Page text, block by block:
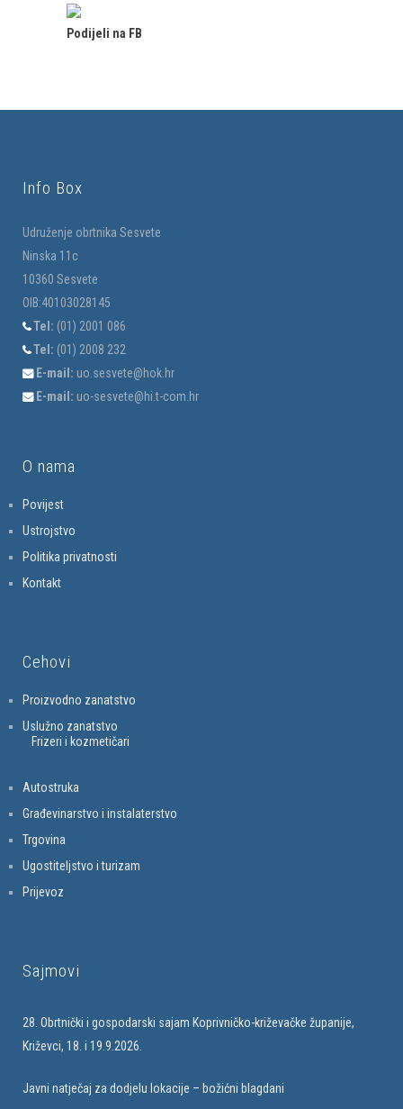
Podijeli na FB
Info Box
Udruženje obrtnika Sesvete
Ninska 11c
10360 Sesvete
OIB:40103028145
Tel: (01) 2001 086
Tel: (01) 2008 232
E-mail: uo.sesvete@hok.hr
E-mail: uo-sesvete@hi.t-com.hr
O nama
Povijest
Ustrojstvo
Politika privatnosti
Kontakt
Cehovi
Proizvodno zanatstvo
Uslužno zanatstvo
Frizeri i kozmetičari
Autostruka
Građevinarstvo i instalaterstvo
Trgovina
Ugostiteljstvo i turizam
Prijevoz
Sajmovi
28. Obrtnički i gospodarski sajam Koprivničko-križevačke županije,
Križevci, 18. i 19.9.2026.
Javni natječaj za dodjelu lokacije – božićni blagdani